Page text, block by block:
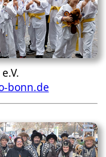
bonn.de